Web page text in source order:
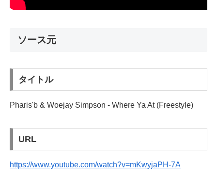
ソース元
タイトル
Pharis'b & Woejay Simpson - Where Ya At (Freestyle)
URL
https://www.youtube.com/watch?v=mKwyjaPH-7A